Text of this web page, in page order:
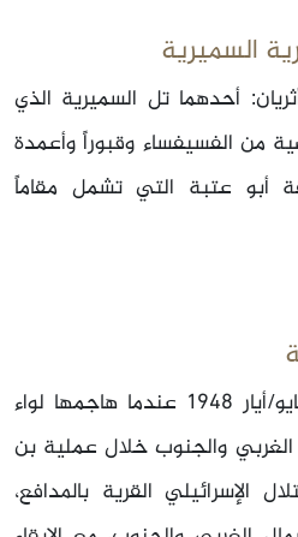
السميرية
أحدهما تل السميرية الذي
من الفسيفساء وقبوراً وأعمدة
أبو عتبة التي تشمل مقاماً
14‏ مايو/أيار 1948 عندما هاجمها لواء
والجنوب خلال عملية بن
القرية بالمدافع،